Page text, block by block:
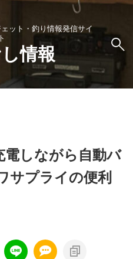
ット・釣り情報発信サイ
ト
情報
電しながら自動バ
サプライの便利